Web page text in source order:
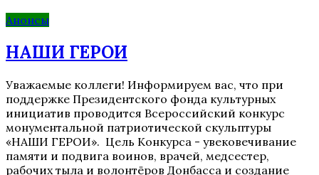
Анонсы
НАШИ ГЕРОИ
Уважаемые коллеги! Информируем вас, что при
поддержке Президентского фонда культурных
инициатив проводится Всероссийский конкурс
монументальной патриотической скульптуры
«НАШИ ГЕРОИ». Цель Конкурса - увековечивание
памяти и подвига воинов, врачей, медсестер,
рабочих тыла и волонтёров Донбасса и создание